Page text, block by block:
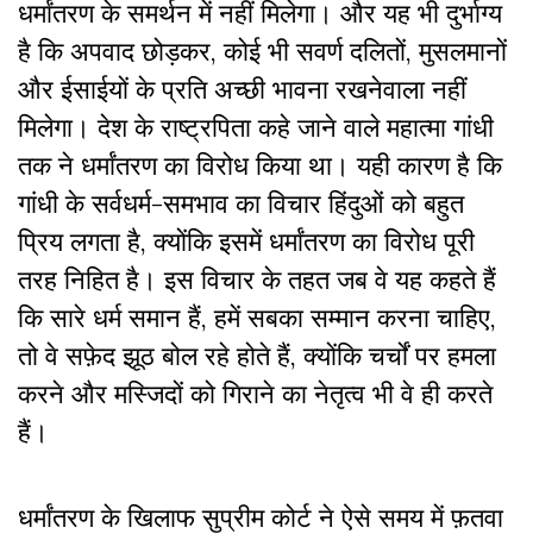
धर्मांतरण के समर्थन में नहीं मिलेगा। और यह भी दुर्भाग्य
है कि अपवाद छोड़कर, कोई भी सवर्ण दलितों, मुसलमानों
और ईसाईयों के प्रति अच्छी भावना रखनेवाला नहीं
मिलेगा। देश के राष्ट्रपिता कहे जाने वाले महात्मा गांधी
तक ने धर्मांतरण का विरोध किया था। यही कारण है कि
गांधी के सर्वधर्म-समभाव का विचार हिंदुओं को बहुत
प्रिय लगता है, क्योंकि इसमें धर्मांतरण का विरोध पूरी
तरह निहित है। इस विचार के तहत जब वे यह कहते हैं
कि सारे धर्म समान हैं, हमें सबका सम्मान करना चाहिए,
तो वे सफ़ेद झूठ बोल रहे होते हैं, क्योंकि चर्चों पर हमला
करने और मस्जिदों को गिराने का नेतृत्व भी वे ही करते
हैं।
धर्मांतरण के खिलाफ सुप्रीम कोर्ट ने ऐसे समय में फ़तवा